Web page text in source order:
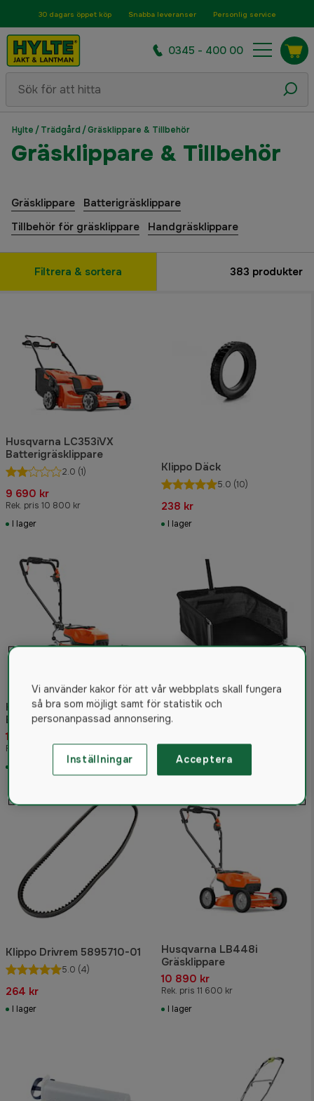
30 dagars öppet köp Snabba leveranser Personlig service
0345 - 400 00
Hylte /Trädgård /Gräsklippare & Tillbehör
Gräsklippare & Tillbehör
Gräsklippare
Batterigräsklippare
Tillbehör för gräsklippare
Handgräsklippare
Filtrera & sortera 383 produkter
Husqvarna LC353iVX
Batterigräsklippare
2.0 (1)
9 690 kr
Rek. pris 10 800 kr
I lager
Klippo Däck
5.0 (10)
238 kr
I lager
Husqvarna LB 448iV
Batterigräsklippare
12 300 kr
Rek. pris 13 800 kr
Husqvarna Gräsuppsamlare
I lager
Klippo Drivrem 5895710-01
5.0 (4)
264 kr
I lager
Husqvarna LB448i
Gräsklippare
10 890 kr
Rek. pris 11 600 kr
I lager
Vi använder kakor för att vår webbplats skall fungera
så bra som möjligt samt för statistik och
personanpassad annonsering.
Inställningar Acceptera